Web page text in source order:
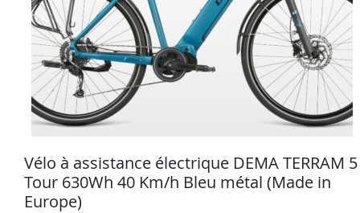
Vélo à assistance électrique DEMA TERRAM 5
Tour 630Wh 40 Km/h Bleu métal (Made in
Europe)